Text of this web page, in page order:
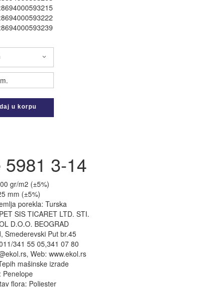
u korpu
5981 3-14
gr/m2 (±5%)
mm (±5%)
porekla: Turska
SIS TICARET LTD. STI.
D.O.O. BEOGRAD
Put br.45
55 05,341 07 80
Web: www.ekol.rs
mašinske izrade
Penelope
flora: Poliester